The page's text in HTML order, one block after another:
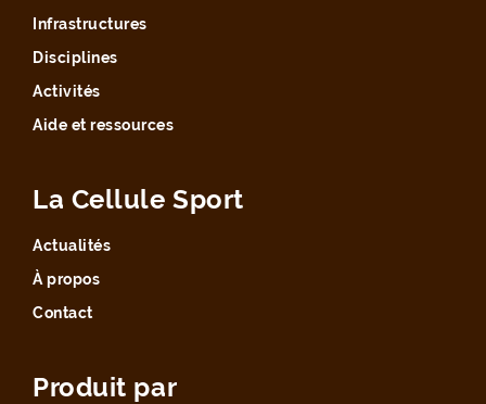
Infrastructures
Disciplines
Activités
Aide et ressources
La Cellule Sport
Actualités
À propos
Contact
Produit par